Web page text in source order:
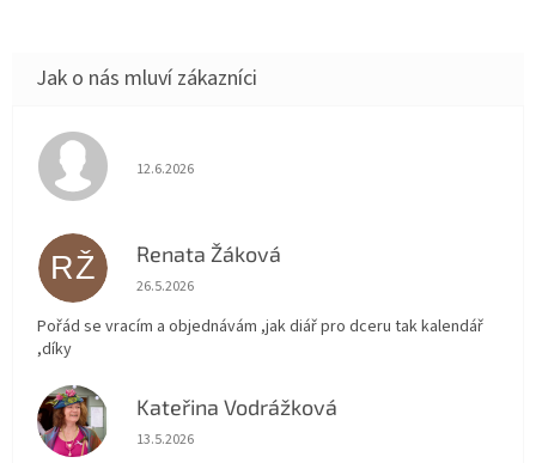
Hodnocení obchodu je 5 z 5 hvězdiček.
12.6.2026
RŽ Renata Žáková
Hodnocení obchodu je 5 z 5 hvězdiček.
26.5.2026
Pořád se vracím a objednávám ,jak diář pro dceru tak kalendář
,díky
KV Kateřina Vodrážková
Hodnocení obchodu je 5 z 5 hvězdiček.
13.5.2026